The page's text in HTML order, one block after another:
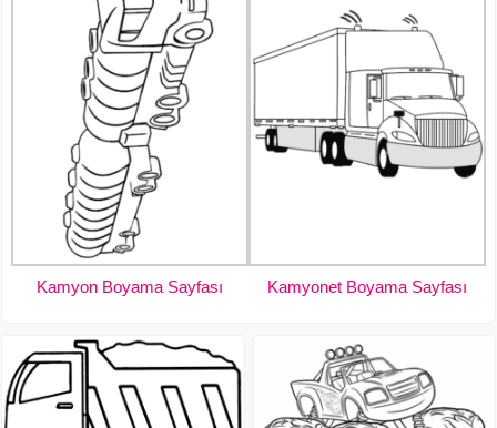
Kamyon Boyama Sayfası Kamyonet Boyama Sayfası